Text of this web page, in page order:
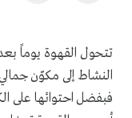
تتحول القهوة يوماً
النشاط إلى مكوّن
فبفضل احتوائها على